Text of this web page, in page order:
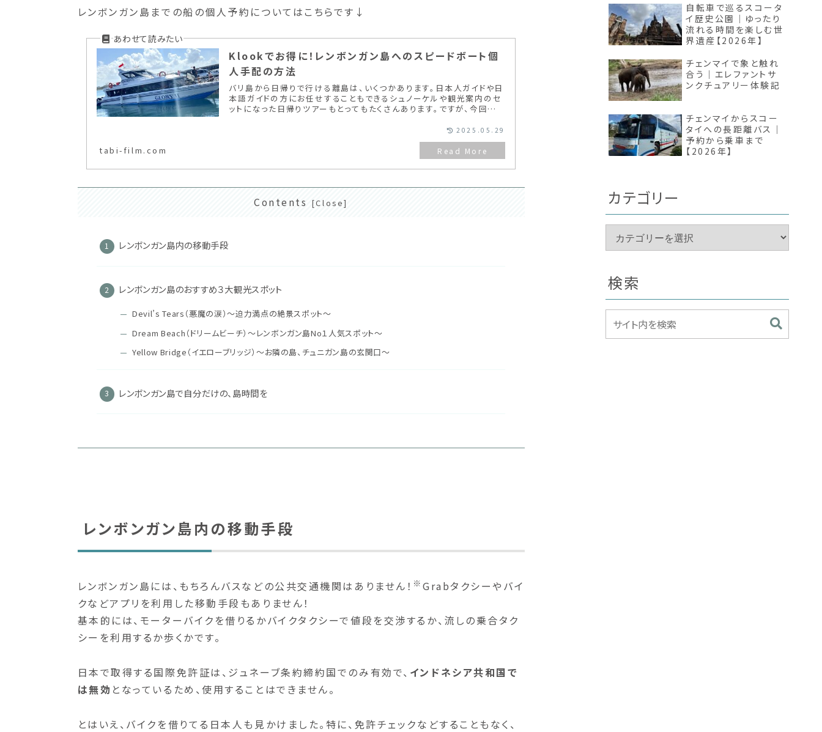
レンボンガン島までの船の個人予約についてはこちらです↓
Klookでお得に！レンボンガン島へのスピードボート個
人手配の方法
バリ島から日帰りで行ける離島は、いくつかあります。日本人ガイドや日
本語ガイドの方にお任せすることもできるシュノーケルや観光案内のセ
ットになった日帰りツアーもとってもたくさんあります。ですが、今回は
tabi-film.com
2025.05.29
Contents
レンボンガン島内の移動手段
レンボンガン島のおすすめ３大観光スポット
Devil’s Tears（悪魔の涙）〜迫力満点の絶景スポット〜
Dream Beach（ドリームビーチ）〜レンボンガン島No１人気スポット〜
Yellow Bridge（イエローブリッジ）〜お隣の島、チュニガン島の玄関口〜
レンボンガン島で自分だけの、島時間を
レンボンガン島内の移動手段
レンボンガン島には、もちろんバスなどの公共交通機関はありません！ ※ Grabタクシーやバイ
クなどアプリを利用した移動手段もありません！
基本的には、モーターバイクを借りるかバイクタクシーで値段を交渉するか、流しの乗合タク
シーを利用するか歩くかです。
日本で取得する国際免許証は、ジュネーブ条約締約国でのみ有効で、 インドネシア共和国で
は無効 となっているため、使用することはできません。
とはいえ、バイクを借りてる日本人も見かけました。特に、免許チェックなどすることもなく、
自転車で巡るスコータ
イ歴史公園｜ゆったり
流れる時間を楽しむ世
界遺産【2026年】
チェンマイで象と触れ
合う｜エレファントサ
ンクチュアリー体験記
チェンマイからスコー
タイへの長距離バス｜
予約から乗車まで
【2026年】
カテゴリー
検索